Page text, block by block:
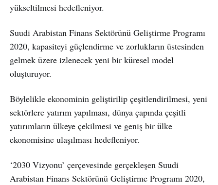
yükseltilmesi hedefleniyor.
Suudi Arabistan Finans Sektörünü Geliştirme Programı
2020, kapasiteyi güçlendirme ve zorlukların üstesinden
gelmek üzere izlenecek yeni bir küresel model
oluşturuyor.
Böylelikle ekonominin geliştirilip çeşitlendirilmesi, yeni
sektörlere yatırım yapılması, dünya çapında çeşitli
yatırımların ülkeye çekilmesi ve geniş bir ülke
ekonomisine ulaşılması hedefleniyor.
‘2030 Vizyonu’ çerçevesinde gerçekleşen Suudi
Arabistan Finans Sektörünü Geliştirme Programı 2020,